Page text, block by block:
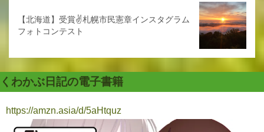
【北海道】受賞✌️札幌市民憲章インスタグラム
フォトコンテスト
くわかぶ日記の電子書籍
https://amzn.asia/d/5aHtquz